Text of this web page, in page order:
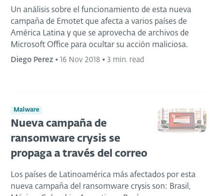
Un análisis sobre el funcionamiento de esta nueva
campaña de Emotet que afecta a varios países de
América Latina y que se aprovecha de archivos de
Microsoft Office para ocultar su acción maliciosa.
Diego Perez • 16 Nov 2018 • 3 min. read
Malware
Nueva campaña de
ransomware crysis se
propaga a través del correo
Los países de Latinoamérica más afectados por esta
nueva campaña del ransomware crysis son: Brasil,